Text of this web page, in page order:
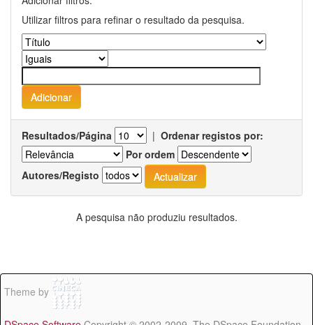
Utilizar filtros para refinar o resultado da pesquisa.
Resultados/Página | Ordenar registos por:
Por ordem
Autores/Registo
A pesquisa não produziu resultados.
Theme by